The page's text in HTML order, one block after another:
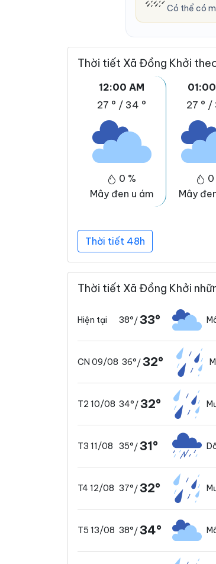
Có thể có
Thời tiết Xã Đồng Khởi
12:00 AM
27 ° / 34 °
0 %
Mây đen u ám
27 ° /
0
Mây
Thời tiết 48h
Thời tiết Xã Đồng Khởi
Hiện tại 38°/33°
CN 09/08 36°/32°
T2 10/08 34°/32°
T3 11/08 35°/31°
T4 12/08 37°/32°
T5 13/08 38°/34°